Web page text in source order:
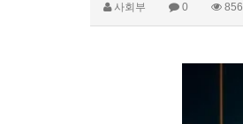
사회부 0 856